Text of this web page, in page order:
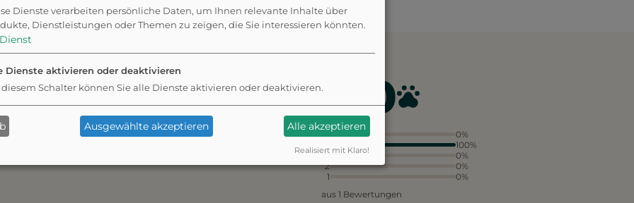
Straße.
4.0
5
0%
100%
3
0%
2
0%
1
0%
aus 1 Bewertungen
Dienste verarbeiten persönliche Daten, um Ihnen relevante Inhalte über
Dienstleistungen oder Themen zu zeigen, die Sie interessieren könnten.
Dienst
Dienste aktivieren oder deaktivieren
diesem Schalter können Sie alle Dienste aktivieren oder deaktivieren.
Ausgewählte akzeptieren Alle akzeptieren
Realisiert mit Klaro!